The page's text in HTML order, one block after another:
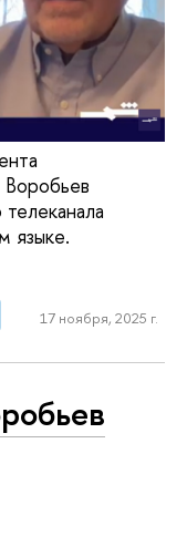
языке.
17 ноября, 2025 г.